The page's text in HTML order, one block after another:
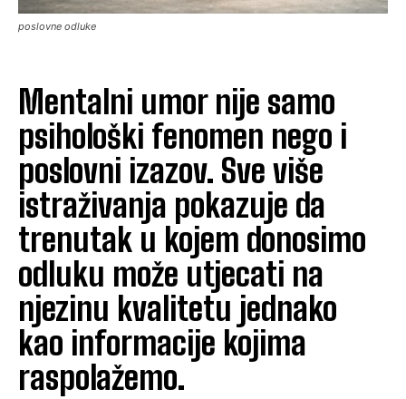
poslovne odluke
Mentalni umor nije samo
psihološki fenomen nego i
poslovni izazov. Sve više
istraživanja pokazuje da
trenutak u kojem donosimo
odluku može utjecati na
njezinu kvalitetu jednako
kao informacije kojima
raspolažemo.